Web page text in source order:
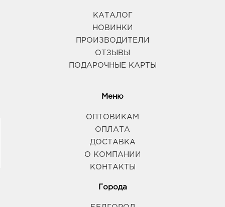
КАТАЛОГ
НОВИНКИ
ПРОИЗВОДИТЕЛИ
ОТЗЫВЫ
ПОДАРОЧНЫЕ КАРТЫ
Меню
ОПТОВИКАМ
ОПЛАТА
ДОСТАВКА
О КОМПАНИИ
КОНТАКТЫ
Города